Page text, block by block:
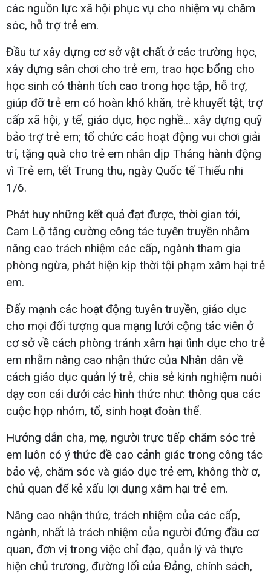
các nguồn lực xã hội phục vụ cho nhiệm vụ chăm
sóc, hỗ trợ trẻ em.
Đầu tư xây dựng cơ sở vật chất ở các trường học,
xây dựng sân chơi cho trẻ em, trao học bổng cho
học sinh có thành tích cao trong học tập, hỗ trợ,
giúp đỡ trẻ em có hoàn khó khăn, trẻ khuyết tật, trợ
cấp xã hội, y tế, giáo dục, học nghề... xây dựng quỹ
bảo trợ trẻ em; tổ chức các hoạt động vui chơi giải
trí, tặng quà cho trẻ em nhân dịp Tháng hành động
vì Trẻ em, tết Trung thu, ngày Quốc tế Thiếu nhi
1/6.
Phát huy những kết quả đạt được, thời gian tới,
Cam Lộ tăng cường công tác tuyên truyền nhằm
năng cao trách nhiệm các cấp, ngành tham gia
phòng ngừa, phát hiện kịp thời tội phạm xâm hại trẻ
em.
Đẩy mạnh các hoạt động tuyên truyền, giáo dục
cho mọi đối tượng qua mạng lưới cộng tác viên ở
cơ sở về cách phòng tránh xâm hại tình dục cho trẻ
em nhằm nâng cao nhận thức của Nhân dân về
cách giáo dục quản lý trẻ, chia sẻ kinh nghiệm nuôi
dạy con cái dưới các hình thức như: thông qua các
cuộc họp nhóm, tổ, sinh hoạt đoàn thể.
Hướng dẫn cha, mẹ, người trực tiếp chăm sóc trẻ
em luôn có ý thức đề cao cảnh giác trong công tác
bảo vệ, chăm sóc và giáo dục trẻ em, không thờ ơ,
chủ quan để kẻ xấu lợi dụng xâm hại trẻ em.
Nâng cao nhận thức, trách nhiệm của các cấp,
ngành, nhất là trách nhiệm của người đứng đầu cơ
quan, đơn vị trong việc chỉ đạo, quản lý và thực
hiện chủ trương, đường lối của Đảng, chính sách,